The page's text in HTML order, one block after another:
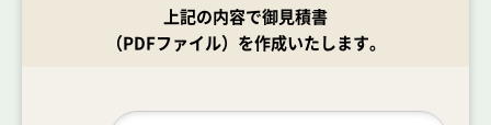
上記の内容で御見積書
（PDFファイル）を作成いたします。